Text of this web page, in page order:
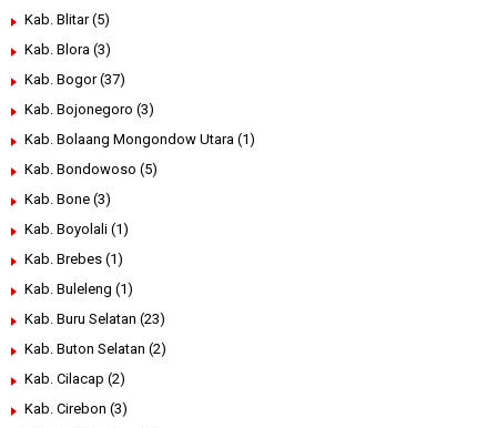
Kab. Blitar (5)
Kab. Blora (3)
Kab. Bogor (37)
Kab. Bojonegoro (3)
Kab. Bolaang Mongondow Utara (1)
Kab. Bondowoso (5)
Kab. Bone (3)
Kab. Boyolali (1)
Kab. Brebes (1)
Kab. Buleleng (1)
Kab. Buru Selatan (23)
Kab. Buton Selatan (2)
Kab. Cilacap (2)
Kab. Cirebon (3)